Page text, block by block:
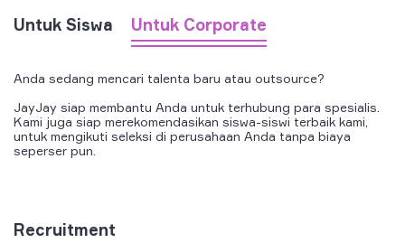
Untuk Siswa Untuk Corporate
Anda sedang mencari talenta baru atau outsource?
JayJay siap membantu Anda untuk terhubung para spesialis.
Kami juga siap merekomendasikan siswa-siswi terbaik kami,
untuk mengikuti seleksi di perusahaan Anda tanpa biaya
seperser pun.
Recruitment